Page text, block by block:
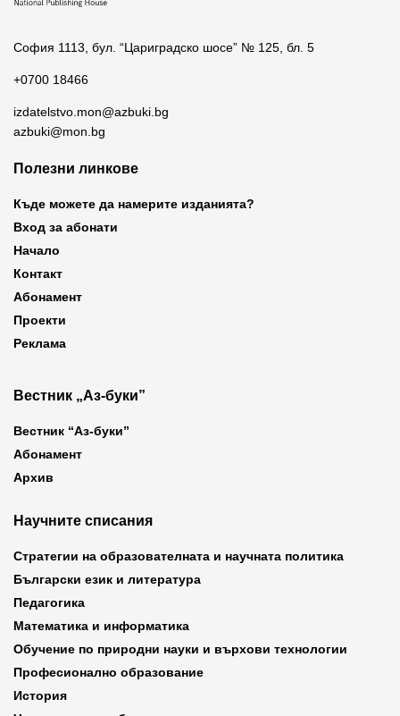
София 1113, бул. “Цариградско шосе” № 125, бл. 5
+0700 18466
izdatelstvo.mon@azbuki.bg
azbuki@mon.bg
Полезни линкове
Къде можете да намерите изданията?
Вход за абонати
Начало
Контакт
Абонамент
Проекти
Реклама
Вестник „Аз-буки”
Вестник “Аз-буки”
Абонамент
Архив
Научните списания
Стратегии на образователната и научната политика
Български език и литература
Педагогика
Математика и информатика
Обучение по природни науки и върхови технологии
Професионално образование
История